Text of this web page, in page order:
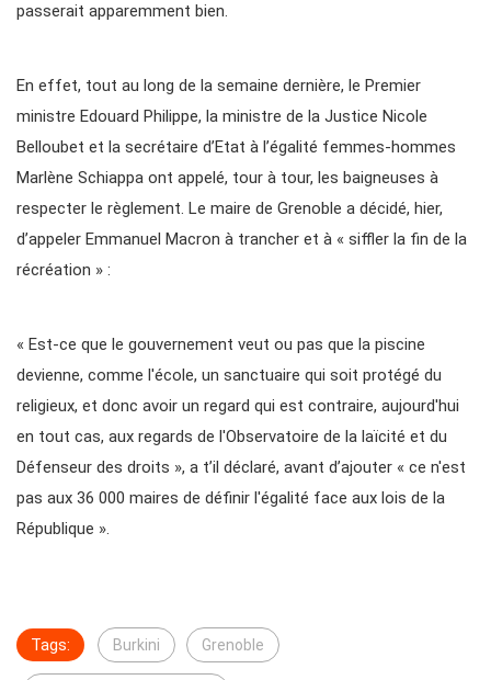
passerait apparemment bien.
En effet, tout au long de la semaine dernière, le Premier
ministre Edouard Philippe, la ministre de la Justice Nicole
Belloubet et la secrétaire d’Etat à l’égalité femmes-hommes
Marlène Schiappa ont appelé, tour à tour, les baigneuses à
respecter le règlement. Le maire de Grenoble a décidé, hier,
d’appeler Emmanuel Macron à trancher et à « siffler la fin de la
récréation » :
« Est-ce que le gouvernement veut ou pas que la piscine
devienne, comme l'école, un sanctuaire qui soit protégé du
religieux, et donc avoir un regard qui est contraire, aujourd'hui
en tout cas, aux regards de l'Observatoire de la laïcité et du
Défenseur des droits », a t’il déclaré, avant d’ajouter « ce n'est
pas aux 36 000 maires de définir l'égalité face aux lois de la
République ».
Tags: Burkini Grenoble